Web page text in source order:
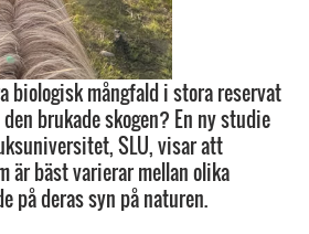
biologisk mångfald i stora reservat
brukade skogen? En ny studie
SLU, visar att
är bäst varierar mellan olika
på deras syn på naturen.